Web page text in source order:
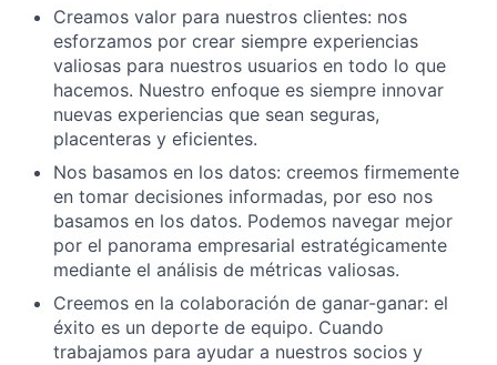
Creamos valor para nuestros clientes: nos
esforzamos por crear siempre experiencias
valiosas para nuestros usuarios en todo lo que
hacemos. Nuestro enfoque es siempre innovar
nuevas experiencias que sean seguras,
placenteras y eficientes.
Nos basamos en los datos: creemos firmemente
en tomar decisiones informadas, por eso nos
basamos en los datos. Podemos navegar mejor
por el panorama empresarial estratégicamente
mediante el análisis de métricas valiosas.
Creemos en la colaboración de ganar-ganar: el
éxito es un deporte de equipo. Cuando
trabajamos para ayudar a nuestros socios y